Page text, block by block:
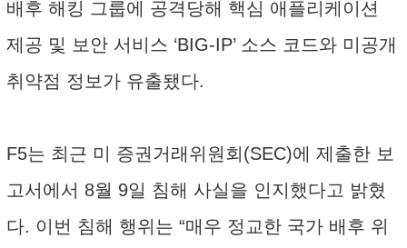
배후 해킹 그룹에 공격당해 핵심 애플리케이션
제공 및 보안 서비스 ‘BIG-IP’ 소스 코드와 미공개
취약점 정보가 유출됐다.
F5는 최근 미 증권거래위원회(SEC)에 제출한 보
고서에서 8월 9일 침해 사실을 인지했다고 밝혔
다. 이번 침해 행위는 “매우 정교한 국가 배후 위